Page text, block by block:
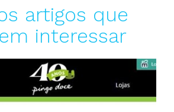
artigos que
interessar